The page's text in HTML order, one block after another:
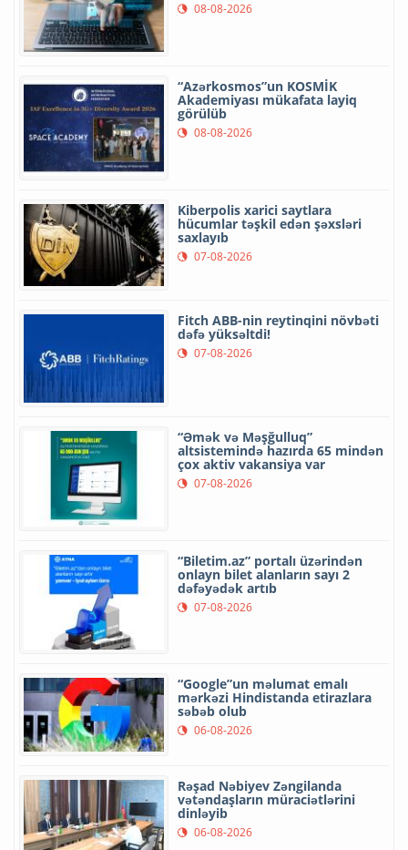
08-08-2026
“Azərkosmos”un KOSMİK
Akademiyası mükafata layiq
görülüb
08-08-2026
Kiberpolis xarici saytlara
hücumlar təşkil edən şəxsləri
saxlayıb
07-08-2026
Fitch ABB-nin reytinqini növbəti
dəfə yüksəltdi!
07-08-2026
“Əmək və Məşğulluq”
altsistemində hazırda 65 mindən
çox aktiv vakansiya var
07-08-2026
“Biletim.az” portalı üzərindən
onlayn bilet alanların sayı 2
dəfəyədək artıb
07-08-2026
“Google”un məlumat emalı
mərkəzi Hindistanda etirazlara
səbəb olub
06-08-2026
Rəşad Nəbiyev Zəngilanda
vətəndaşların müraciətlərini
dinləyib
06-08-2026